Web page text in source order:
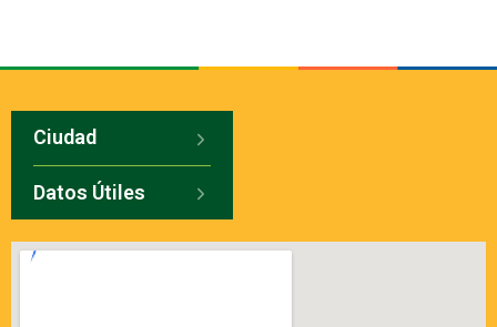
Ciudad
Datos Útiles